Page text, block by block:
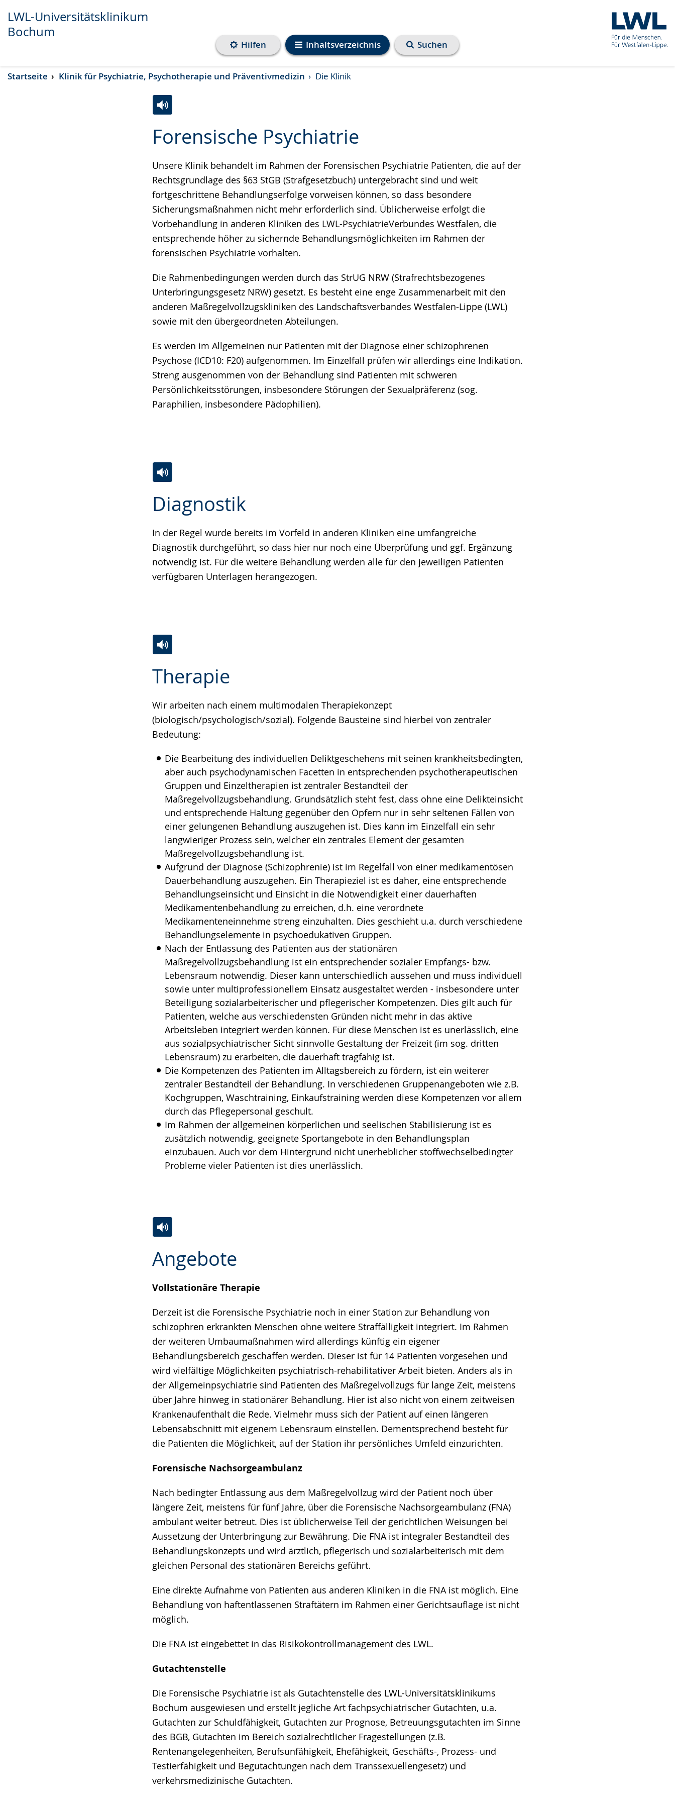
Transkript anzeigen
Abspielen
Pausieren
LWL-Universitätsklinikum
Bochum
Inhaltsverzeichnis
Hilfen Suchen
Startseite Klinik für Psychiatrie, Psychotherapie und Präventivmedizin Die Klinik
Forensische Psychiatrie
Unsere Klinik behandelt im Rahmen der Forensischen Psychiatrie Patienten, die auf der
Rechtsgrundlage des §63 StGB (Strafgesetzbuch) untergebracht sind und weit
fortgeschrittene Behandlungserfolge vorweisen können, so dass besondere
Sicherungsmaßnahmen nicht mehr erforderlich sind. Üblicherweise erfolgt die
Vorbehandlung in anderen Kliniken des LWL-PsychiatrieVerbundes Westfalen, die
entsprechende höher zu sichernde Behandlungsmöglichkeiten im Rahmen der
forensischen Psychiatrie vorhalten.
Die Rahmenbedingungen werden durch das StrUG NRW (Strafrechtsbezogenes
Unterbringungsgesetz NRW) gesetzt. Es besteht eine enge Zusammenarbeit mit den
anderen Maßregelvollzugskliniken des Landschaftsverbandes Westfalen-Lippe (LWL)
sowie mit den übergeordneten Abteilungen.
Es werden im Allgemeinen nur Patienten mit der Diagnose einer schizophrenen
Psychose (ICD10: F20) aufgenommen. Im Einzelfall prüfen wir allerdings eine Indikation.
Streng ausgenommen von der Behandlung sind Patienten mit schweren
Persönlichkeitsstörungen, insbesondere Störungen der Sexualpräferenz (sog.
Paraphilien, insbesondere Pädophilien).
Leichten
wechseln.
Audio-
Video
Deutscher
Gebärdensprache
wird
angezeigt.
Diagnostik
In der Regel wurde bereits im Vorfeld in anderen Kliniken eine umfangreiche
Diagnostik durchgeführt, so dass hier nur noch eine Überprüfung und ggf. Ergänzung
notwendig ist. Für die weitere Behandlung werden alle für den jeweiligen Patienten
verfügbaren Unterlagen herangezogen.
Leichten
Sprache
wechseln.
Audio-
Unterstützung.
Video
Deutscher
Gebärdensprache
wird
angezeigt.
Therapie
Wir arbeiten nach einem multimodalen Therapiekonzept
(biologisch/psychologisch/sozial). Folgende Bausteine sind hierbei von zentraler
Bedeutung:
Die Bearbeitung des individuellen Deliktgeschehens mit seinen krankheitsbedingten,
aber auch psychodynamischen Facetten in entsprechenden psychotherapeutischen
Gruppen und Einzeltherapien ist zentraler Bestandteil der
Maßregelvollzugsbehandlung. Grundsätzlich steht fest, dass ohne eine Delikteinsicht
und entsprechende Haltung gegenüber den Opfern nur in sehr seltenen Fällen von
einer gelungenen Behandlung auszugehen ist. Dies kann im Einzelfall ein sehr
langwieriger Prozess sein, welcher ein zentrales Element der gesamten
Maßregelvollzugsbehandlung ist.
Aufgrund der Diagnose (Schizophrenie) ist im Regelfall von einer medikamentösen
Dauerbehandlung auszugehen. Ein Therapieziel ist es daher, eine entsprechende
Behandlungseinsicht und Einsicht in die Notwendigkeit einer dauerhaften
Medikamentenbehandlung zu erreichen, d.h. eine verordnete
Medikamenteneinnehme streng einzuhalten. Dies geschieht u.a. durch verschiedene
Behandlungselemente in psychoedukativen Gruppen.
Nach der Entlassung des Patienten aus der stationären
Maßregelvollzugsbehandlung ist ein entsprechender sozialer Empfangs- bzw.
Lebensraum notwendig. Dieser kann unterschiedlich aussehen und muss individuell
sowie unter multiprofessionellem Einsatz ausgestaltet werden - insbesondere unter
Beteiligung sozialarbeiterischer und pflegerischer Kompetenzen. Dies gilt auch für
Patienten, welche aus verschiedensten Gründen nicht mehr in das aktive
Arbeitsleben integriert werden können. Für diese Menschen ist es unerlässlich, eine
aus sozialpsychiatrischer Sicht sinnvolle Gestaltung der Freizeit (im sog. dritten
Lebensraum) zu erarbeiten, die dauerhaft tragfähig ist.
Die Kompetenzen des Patienten im Alltagsbereich zu fördern, ist ein weiterer
zentraler Bestandteil der Behandlung. In verschiedenen Gruppenangeboten wie z.B.
Kochgruppen, Waschtraining, Einkaufstraining werden diese Kompetenzen vor allem
durch das Pflegepersonal geschult.
Im Rahmen der allgemeinen körperlichen und seelischen Stabilisierung ist es
zusätzlich notwendig, geeignete Sportangebote in den Behandlungsplan
einzubauen. Auch vor dem Hintergrund nicht unerheblicher stoffwechselbedingter
Probleme vieler Patienten ist dies unerlässlich.
Leichten
wechseln.
Audio-
Unterstützung.
Video
Deutscher
Gebärdensprache
wird
Angebote
Vollstationäre Therapie
Derzeit ist die Forensische Psychiatrie noch in einer Station zur Behandlung von
schizophren erkrankten Menschen ohne weitere Straffälligkeit integriert. Im Rahmen
der weiteren Umbaumaßnahmen wird allerdings künftig ein eigener
Behandlungsbereich geschaffen werden. Dieser ist für 14 Patienten vorgesehen und
wird vielfältige Möglichkeiten psychiatrisch-rehabilitativer Arbeit bieten. Anders als in
der Allgemeinpsychiatrie sind Patienten des Maßregelvollzugs für lange Zeit, meistens
über Jahre hinweg in stationärer Behandlung. Hier ist also nicht von einem zeitweisen
Krankenaufenthalt die Rede. Vielmehr muss sich der Patient auf einen längeren
Lebensabschnitt mit eigenem Lebensraum einstellen. Dementsprechend besteht für
die Patienten die Möglichkeit, auf der Station ihr persönliches Umfeld einzurichten.
Forensische Nachsorgeambulanz
Nach bedingter Entlassung aus dem Maßregelvollzug wird der Patient noch über
längere Zeit, meistens für fünf Jahre, über die Forensische Nachsorgeambulanz (FNA)
ambulant weiter betreut. Dies ist üblicherweise Teil der gerichtlichen Weisungen bei
Aussetzung der Unterbringung zur Bewährung. Die FNA ist integraler Bestandteil des
Behandlungskonzepts und wird ärztlich, pflegerisch und sozialarbeiterisch mit dem
gleichen Personal des stationären Bereichs geführt.
Eine direkte Aufnahme von Patienten aus anderen Kliniken in die FNA ist möglich. Eine
Behandlung von haftentlassenen Straftätern im Rahmen einer Gerichtsauflage ist nicht
möglich.
Die FNA ist eingebettet in das Risikokontrollmanagement des LWL.
Gutachtenstelle
Die Forensische Psychiatrie ist als Gutachtenstelle des LWL-Universitätsklinikums
Bochum ausgewiesen und erstellt jegliche Art fachpsychiatrischer Gutachten, u.a.
Gutachten zur Schuldfähigkeit, Gutachten zur Prognose, Betreuungsgutachten im Sinne
des BGB, Gutachten im Bereich sozialrechtlicher Fragestellungen (z.B.
Rentenangelegenheiten, Berufsunfähigkeit, Ehefähigkeit, Geschäfts-, Prozess- und
Testierfähigkeit und Begutachtungen nach dem Transsexuellengesetz) und
verkehrsmedizinische Gutachten.
Leichten
Sprache
wechseln.
Audio-
Unterstützung.
Video
Deutscher
wird
angezeigt.